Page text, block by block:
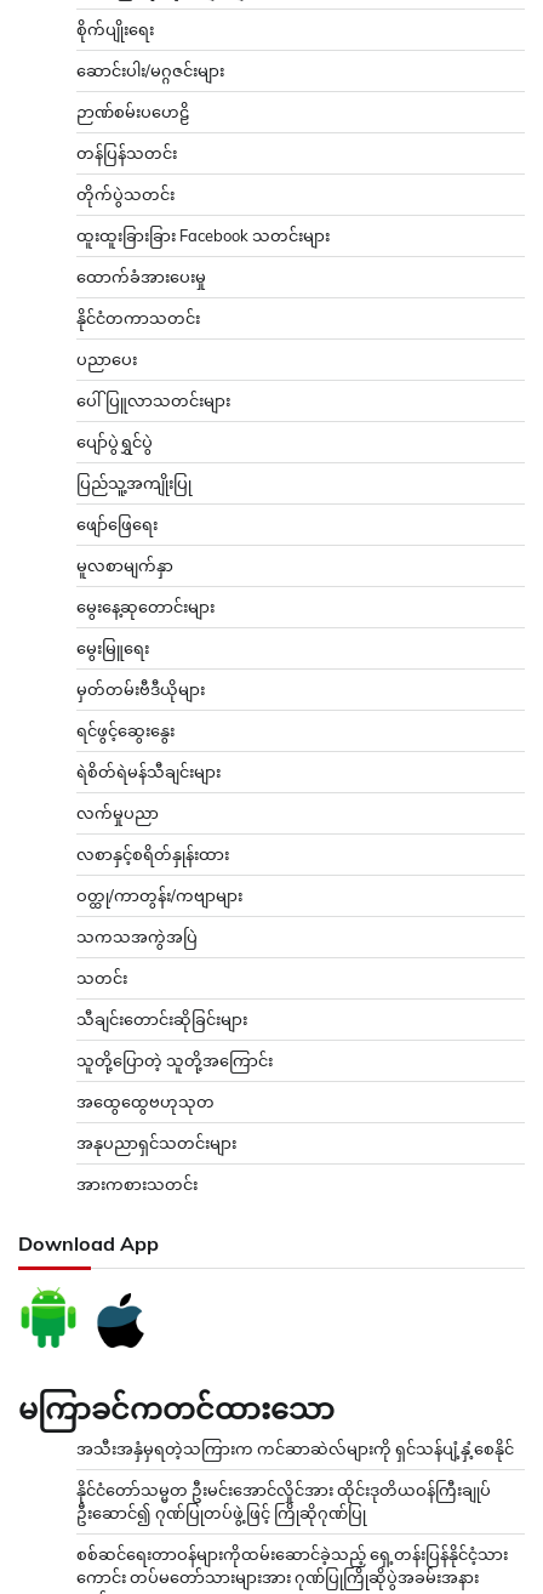
စိုက်ပျိုးရေး
ဆောင်းပါး/မဂ္ဂဇင်းများ
ဉာဏ်စမ်းပဟေဠိ
တန်ပြန်သတင်း
တိုက်ပွဲသတင်း
ထူးထူးခြားခြား Facebook သတင်းများ
ထောက်ခံအားပေးမှု
နိုင်ငံတကာသတင်း
ပညာပေး
ပေါ်ပြူလာသတင်းများ
ပျော်ပွဲရွှင်ပွဲ
ပြည်သူ့အကျိုးပြု
ဖျော်ဖြေရေး
မူလစာမျက်နှာ
မွေးနေ့ဆုတောင်းများ
မွေးမြူရေး
မှတ်တမ်းဗီဒီယိုများ
ရင်ဖွင့်ဆွေးနွေး
ရဲစိတ်ရဲမန်သီချင်းများ
လက်မှုပညာ
လစာနှင့်စရိတ်နှုန်းထား
ဝတ္ထု/ကာတွန်း/ကဗျာများ
သကသအကွဲအပြဲ
သတင်း
သီချင်းတောင်းဆိုခြင်းများ
သူတို့ပြောတဲ့ သူတို့အကြောင်း
အထွေထွေဗဟုသုတ
အနုပညာရှင်သတင်းများ
အားကစားသတင်း
Download App
မကြာခင်ကတင်ထားသော
အသီးအနှံမှရတဲ့သကြားက ကင်ဆာဆဲလ်များကို ရှင်သန်ပျံ့နှံ့စေနိုင်
နိုင်ငံတော်သမ္မတ ဦးမင်းအောင်လှိုင်အား ထိုင်းဒုတိယဝန်ကြီးချုပ်
ဦးဆောင်၍ ဂုဏ်ပြုတပ်ဖွဲ့ဖြင့် ကြိုဆိုဂုဏ်ပြု
စစ်ဆင်ရေးတာဝန်များကိုထမ်းဆောင်ခဲ့သည့် ရှေ့တန်းပြန်နိုင်ငံ့သား
ကောင်း တပ်မတော်သားများအား ဂုဏ်ပြုကြိုဆိုပွဲအခမ်းအနား